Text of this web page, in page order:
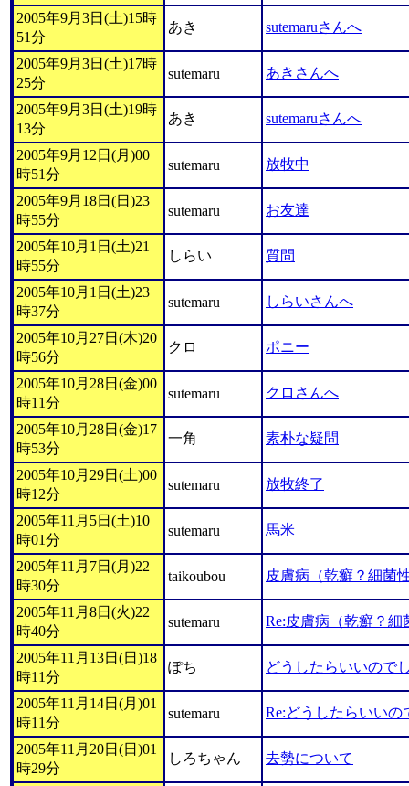
2005年9月3日(土)15時
51分
あき sutemaruさんへ
2005年9月3日(土)17時
25分
sutemaru あきさんへ
2005年9月3日(土)19時
13分
あき sutemaruさんへ
2005年9月12日(月)00
時51分
sutemaru 放牧中
2005年9月18日(日)23
時55分
sutemaru お友達
2005年10月1日(土)21
時55分
しらい 質問
2005年10月1日(土)23
時37分
sutemaru しらいさんへ
2005年10月27日(木)20
時56分
クロ ポニー
2005年10月28日(金)00
時11分
sutemaru クロさんへ
2005年10月28日(金)17
時53分
一角 素朴な疑問
2005年10月29日(土)00
時12分
sutemaru 放牧終了
2005年11月5日(土)10
時01分
sutemaru 馬米
2005年11月7日(月)22
時30分
taikoubou 皮膚病（乾癬？細菌
2005年11月8日(火)22
時40分
sutemaru Re:皮膚病（乾癬？細
2005年11月13日(日)18
時11分
ぽち どうしたらいいので
2005年11月14日(月)01
時11分
sutemaru Re:どうしたらいいの
2005年11月20日(日)01
時29分
しろちゃん 去勢について